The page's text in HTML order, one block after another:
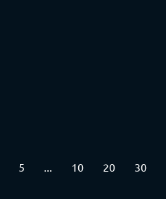
5 ... 10 20 30